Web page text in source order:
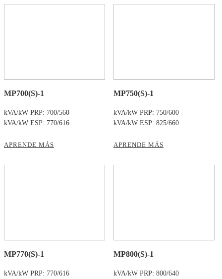
MP700(S)-1
kVA/kW PRP: 700/560
kVA/kW ESP: 770/616
APRENDE MÁS
MP750(S)-1
kVA/kW PRP: 750/600
kVA/kW ESP: 825/660
APRENDE MÁS
MP770(S)-1
kVA/kW PRP: 770/616
MP800(S)-1
kVA/kW PRP: 800/640